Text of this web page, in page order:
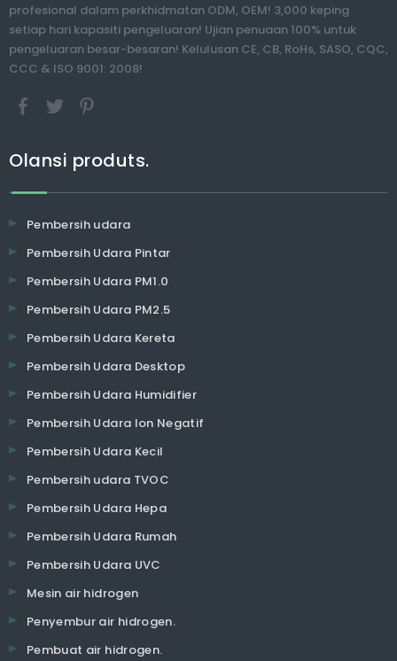
profesional dalam perkhidmatan ODM, OEM! 3,000 keping
setiap hari kapasiti pengeluaran! Ujian penuaan 100% untuk
pengeluaran besar-besaran! Kelulusan CE, CB, RoHs, SASO, CQC,
CCC & ISO 9001: 2008!
Olansi produts.
Pembersih udara
Pembersih Udara Pintar
Pembersih Udara PM1.0
Pembersih Udara PM2.5
Pembersih Udara Kereta
Pembersih Udara Desktop
Pembersih Udara Humidifier
Pembersih Udara Ion Negatif
Pembersih Udara Kecil
Pembersih udara TVOC
Pembersih Udara Hepa
Pembersih Udara Rumah
Pembersih Udara UVC
Mesin air hidrogen
Penyembur air hidrogen.
Pembuat air hidrogen.